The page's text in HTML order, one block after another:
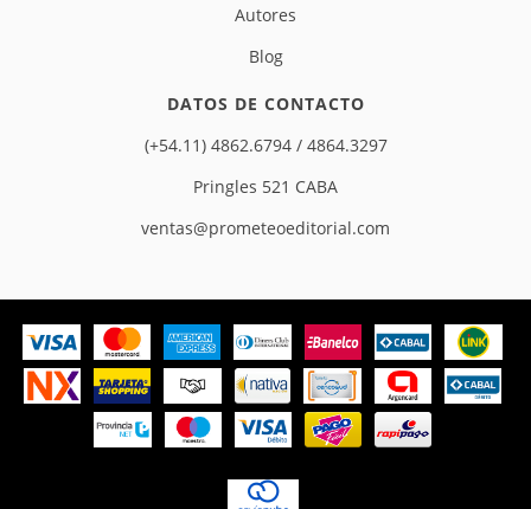
Autores
Blog
DATOS DE CONTACTO
(+54.11) 4862.6794 / 4864.3297
Pringles 521 CABA
ventas@prometeoeditorial.com